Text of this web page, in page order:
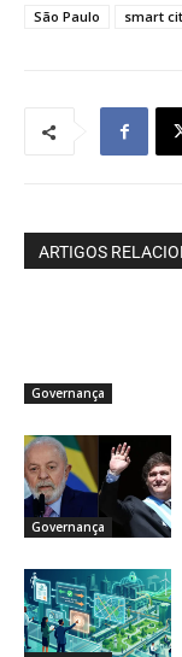
São Paulo
smart
ARTIGOS
Governança
Governança